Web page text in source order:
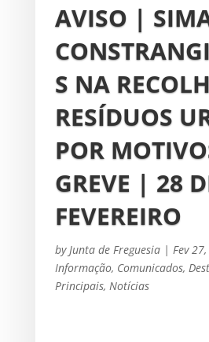
AVISO |
S NA
RESÍDUOS
POR
GREVE | 28
FEVEREIRO
by Junta de Freguesia| Fev
Informação, Comunicados,
Principais, Notícias